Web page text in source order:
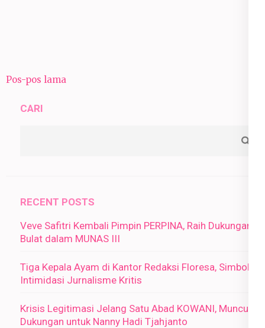
Navigasi
Pos-pos lama
CARI
RECENT POSTS
Veve Safitri Kembali Pimpin PERPINA, Raih Dukungan
Bulat dalam MUNAS III
Tiga Kepala Ayam di Kantor Redaksi Floresa, Simbol
Intimidasi Jurnalisme Kritis
Krisis Legitimasi Jelang Satu Abad KOWANI, Muncul
Dukungan untuk Nanny Hadi Tjahjanto